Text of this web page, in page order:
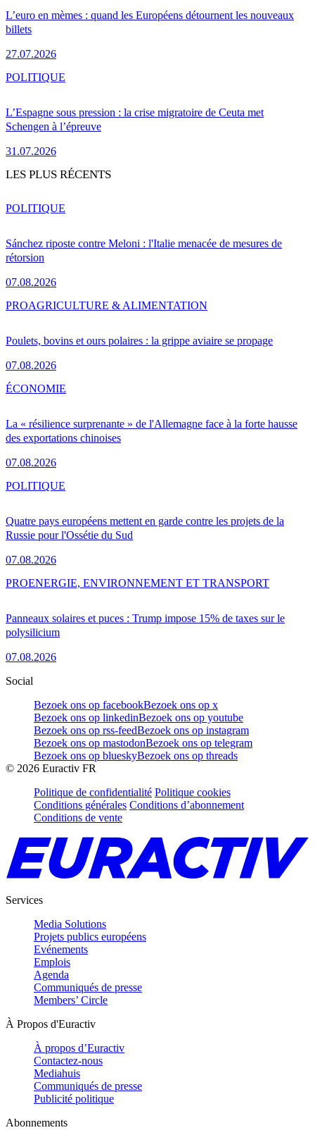
L’euro en mèmes : quand les Européens détournent les nouveaux
billets
27.07.2026
L’Espagne sous pression : la crise migratoire de Ceuta met
Schengen à l’épreuve
31.07.2026
POLITIQUE
LES PLUS RÉCENTS
Sánchez riposte contre Meloni : l'Italie menacée de mesures de
rétorsion
07.08.2026
POLITIQUE
Poulets, bovins et ours polaires : la grippe aviaire se propage
07.08.2026
PROAGRICULTURE & ALIMENTATION
La « résilience surprenante » de l'Allemagne face à la forte hausse
des exportations chinoises
07.08.2026
ÉCONOMIE
Quatre pays européens mettent en garde contre les projets de la
Russie pour l'Ossétie du Sud
07.08.2026
POLITIQUE
Panneaux solaires et puces : Trump impose 15% de taxes sur le
polysilicium
07.08.2026
PROENERGIE, ENVIRONNEMENT ET TRANSPORT
Social
Bezoek ons op facebookBezoek ons op x
Bezoek ons op linkedinBezoek ons op youtube
Bezoek ons op rss-feedBezoek ons op instagram
Bezoek ons op mastodonBezoek ons op telegram
Bezoek ons op blueskyBezoek ons op threads
© 2026 Euractiv FR
Politique de confidentialité Politique cookies
Conditions générales Conditions d’abonnement
Conditions de vente
Services
Media Solutions
Projets publics européens
Evénements
Emplois
Agenda
Communiqués de presse
Members’ Circle
À Propos d'Euractiv
À propos d’Euractiv
Contactez-nous
Mediahuis
Communiqués de presse
Publicité politique
Abonnements